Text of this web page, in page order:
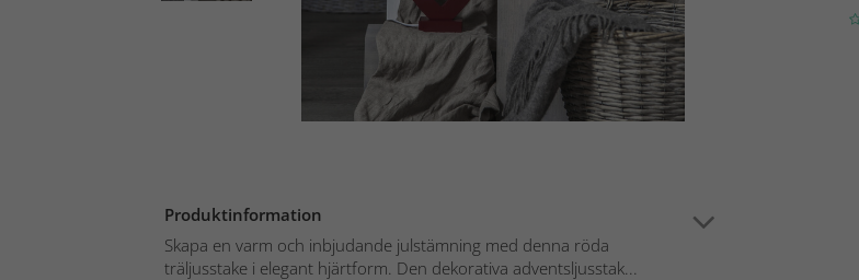
Produktinformation
Skapa en varm och inbjudande julstämning med denna röda
träljusstake i elegant hjärtform. Den dekorativa adventsljusstak...